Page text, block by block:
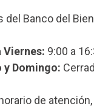
del Banco del
Viernes: 9:00 a
y Domingo:
de